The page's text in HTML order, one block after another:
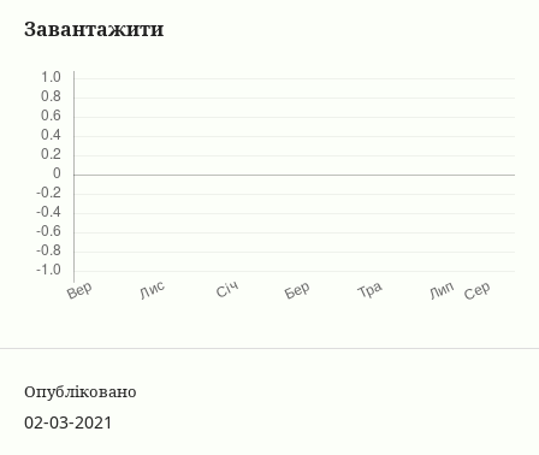
Завантажити
Опубліковано
02-03-2021